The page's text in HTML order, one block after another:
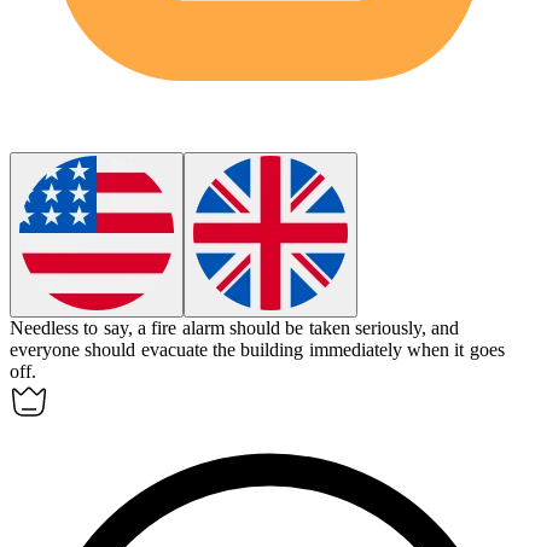
Needless to say, a fire alarm should be taken seriously, and
everyone should evacuate the building immediately when it goes
off.